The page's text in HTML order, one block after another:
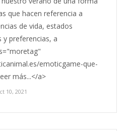
que hacen referencia a
de vida, estados
y preferencias, a
emoticgame-que-
más...</a>
10, 2021